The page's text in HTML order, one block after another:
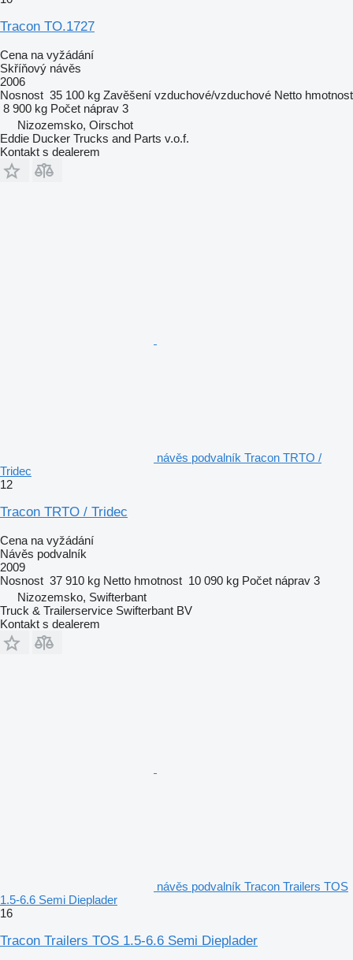
Tracon TO.1727
Cena na vyžádání
Skříňový návěs
2006
Nosnost 35 100 kg Zavěšení vzduchové/vzduchové Netto hmotnost
8 900 kg Počet náprav 3
Nizozemsko, Oirschot
Eddie Ducker Trucks and Parts v.o.f.
Kontakt s dealerem
návěs podvalník Tracon TRTO /
Tridec
12
Tracon TRTO / Tridec
Cena na vyžádání
Návěs podvalník
2009
Nosnost 37 910 kg Netto hmotnost 10 090 kg Počet náprav 3
Nizozemsko, Swifterbant
Truck & Trailerservice Swifterbant BV
Kontakt s dealerem
návěs podvalník Tracon Trailers TOS
1.5-6.6 Semi Dieplader
16
Tracon Trailers TOS 1.5-6.6 Semi Dieplader